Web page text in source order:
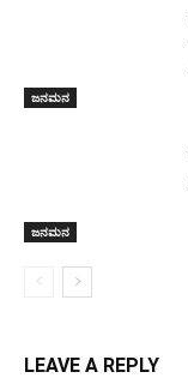
ಜನಮನ
ಜನಮನ
LEAVE A REPLY